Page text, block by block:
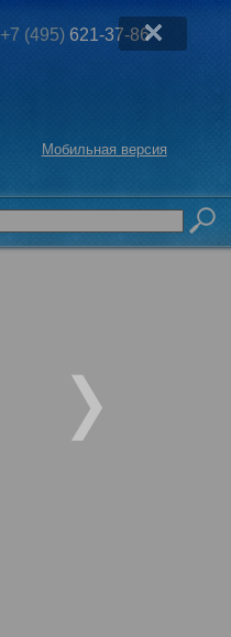
+7 (495) 621-37-86
Мобильная версия